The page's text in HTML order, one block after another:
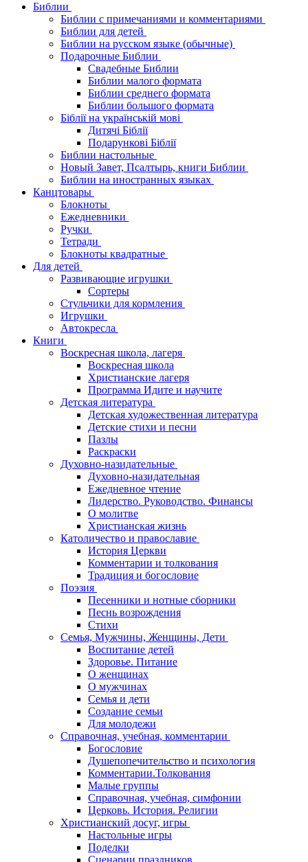
Библии
Библии с примечаниями и комментариями
Библии для детей
Библии на русском языке (обычные)
Подарочные Библии
Свадебные Библии
Библии малого формата
Библии среднего формата
Библии большого формата
Біблії на українській мові
Дитячі Біблії
Подарункові Біблії
Библии настольные
Новый Завет, Псалтырь, книги Библии
Библии на иностранных языках
Канцтовары
Блокноты
Ежедневники
Ручки
Тетради
Блокноты квадратные
Для детей
Развивающие игрушки
Сортеры
Стульчики для кормления
Игрушки
Автокресла
Книги
Воскресная школа, лагеря
Воскресная школа
Христианские лагеря
Программа Идите и научите
Детская литература
Детская художественная литература
Детские стихи и песни
Пазлы
Раскраски
Духовно-назидательные
Духовно-назидательная
Ежедневное чтение
Лидерство. Руководство. Финансы
О молитве
Христианская жизнь
Католичество и православие
История Церкви
Комментарии и толкования
Традиция и богословие
Поэзия
Песенники и нотные сборники
Песнь возрождения
Стихи
Семья, Мужчины, Женщины, Дети
Воспитание детей
Здоровье. Питание
О женщинах
О мужчинах
Семья и дети
Создание семьи
Для молодежи
Справочная, учебная, комментарии
Богословие
Душепопечительство и психология
Комментарии.Толкования
Малые группы
Справочная, учебная, симфонии
Церковь. История. Религии
Христианский досуг, игры
Настольные игры
Поделки